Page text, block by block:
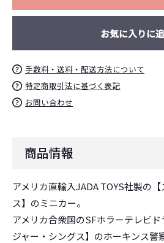
お気に入りに
手数料・送料・配送方法について
特定商取引法に基づく表記
お問い合わせ
商品情報
アメリカ直輸入JADA TOYS社製の
ス】のミニカー。
アメリカ合衆国のSFホラーテレビ
ジャー・シングス】のホーキンス警